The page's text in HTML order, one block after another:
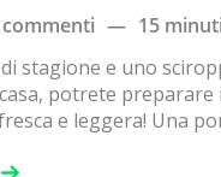
— 15 minuti
stagione e uno
potrete preparare
e leggera! Una